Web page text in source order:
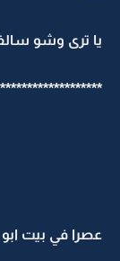
يا ترى وشو
عصرا في بيت